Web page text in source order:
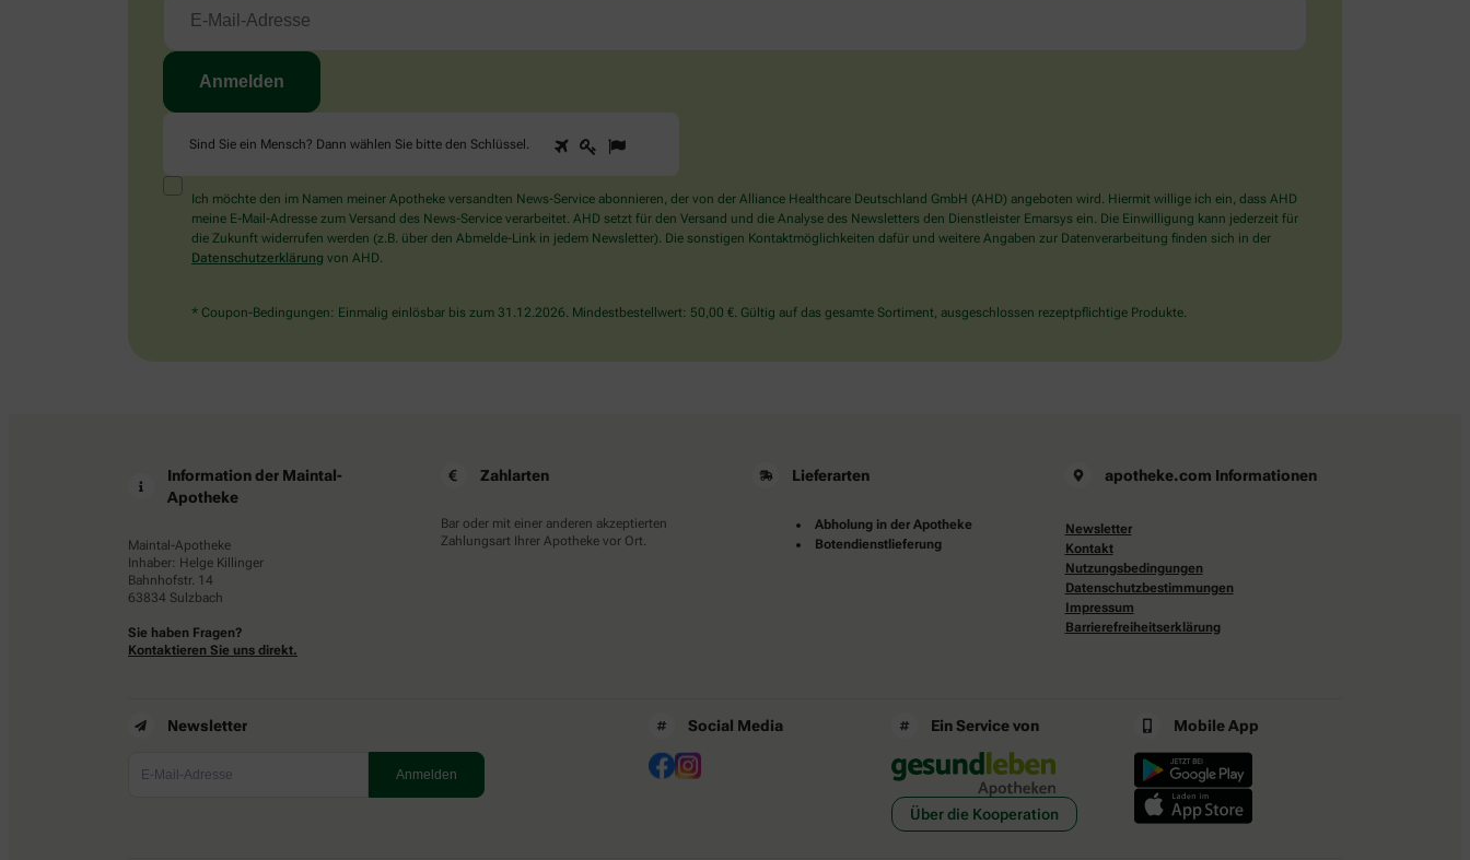
Sind Sie ein Mensch? Dann wählen Sie bitte den Schlüssel
Sind
Sie
Mensch?
Dann
wählen
Schlüssel.
1 2
Ich möchte den im Namen meiner Apotheke versandten News-Service abonnieren, der von der Alliance Healthcare Deutschland GmbH (AHD) angeboten wird. Hiermit willige ich ein, dass AHD
meine E-Mail-Adresse zum Versand des News-Service verarbeitet. AHD setzt für den Versand und die Analyse des Newsletters den Dienstleister Emarsys ein. Die Einwilligung kann jederzeit für
die Zukunft widerrufen werden (z.B. über den Abmelde-Link in jedem Newsletter). Die sonstigen Kontaktmöglichkeiten dafür und weitere Angaben zur Datenverarbeitung finden sich in der
Datenschutzerklärung von AHD.
* Coupon-Bedingungen: Einmalig einlösbar bis zum 31.12.2026. Mindestbestellwert: 50,00 €. Gültig auf das gesamte Sortiment, ausgeschlossen rezeptpflichtige Produkte.
Information der Maintal-
Apotheke
Maintal-Apotheke
Inhaber: Helge Killinger
Bahnhofstr. 14
63834 Sulzbach
Sie haben Fragen?
Kontaktieren Sie uns direkt.
Zahlarten
Bar oder mit einer anderen akzeptierten
Zahlungsart Ihrer Apotheke vor Ort.
Lieferarten
Abholung in der Apotheke
Botendienstlieferung
apotheke.com Informationen
Newsletter
Kontakt
Nutzungsbedingungen
Datenschutzbestimmungen
Impressum
Barrierefreiheitserklärung
Newsletter Social Media Ein Service von
Über die Kooperation
Mobile App